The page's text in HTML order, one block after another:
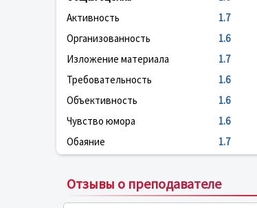
Активность
1.7
Организованность
1.6
Изложение материала
1.7
Требовательность
1.6
Объективность
1.6
Чувство юмора
1.6
Обаяние
1.7
Отзывы о преподавателе